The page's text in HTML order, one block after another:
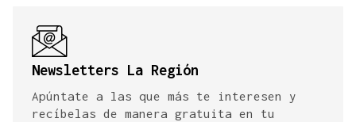
Newsletters La Región
Apúntate a las que más te interesen y
recíbelas de manera gratuita en tu